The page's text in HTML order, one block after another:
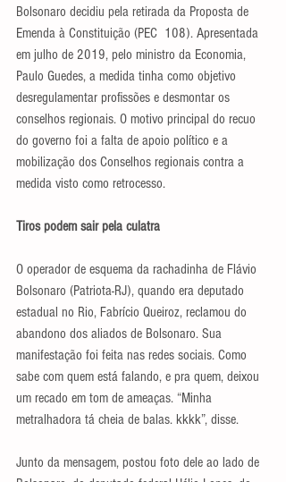
Bolsonaro decidiu pela retirada da Proposta de
Emenda à Constituição (PEC  108). Apresentada
em julho de 2019, pelo ministro da Economia,
Paulo Guedes, a medida tinha como objetivo
desregulamentar profissões e desmontar os
conselhos regionais. O motivo principal do recuo
do governo foi a falta de apoio político e a
mobilização dos Conselhos regionais contra a
medida visto como retrocesso.
Tiros podem sair pela culatra
O operador de esquema da rachadinha de Flávio
Bolsonaro (Patriota-RJ), quando era deputado
estadual no Rio, Fabrício Queiroz, reclamou do
abandono dos aliados de Bolsonaro. Sua
manifestação foi feita nas redes sociais. Como
sabe com quem está falando, e pra quem, deixou
um recado em tom de ameaças. “Minha
metralhadora tá cheia de balas. kkkk”, disse.
Junto da mensagem, postou foto dele ao lado de